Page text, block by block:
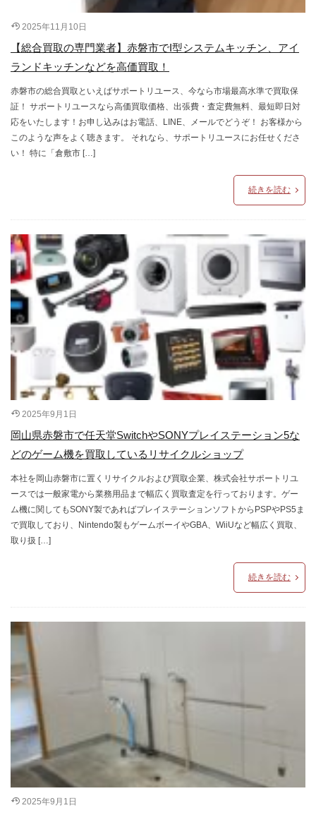
2025年11月10日
【総合買取の専門業者】赤磐市でI型システムキッチン、アイ
ランドキッチンなどを高価買取！
赤磐市の総合買取といえばサポートリユース、今なら市場最高水準で買取保
証！ サポートリユースなら高価買取価格、出張費・査定費無料、最短即日対
応をいたします！お申し込みはお電話、LINE、メールでどうぞ！ お客様から
このような声をよく聴きます。 それなら、サポートリユースにお任せくださ
い！ 特に「倉敷市 […]
続きを読む
2025年9月1日
岡山県赤磐市で任天堂SwitchやSONYプレイステーション5な
どのゲーム機を買取しているリサイクルショップ
本社を岡山赤磐市に置くリサイクルおよび買取企業、株式会社サポートリユ
ースでは一般家電から業務用品まで幅広く買取査定を行っております。ゲー
ム機に関してもSONY製であればプレイステーションソフトからPSPやPS5ま
で買取しており、Nintendo製もゲームボーイやGBA、WiiUなど幅広く買取、
取り扱 […]
続きを読む
2025年9月1日